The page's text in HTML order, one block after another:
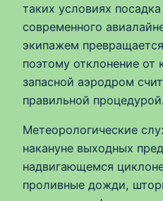
таких условиях
современного
экипажем
поэтому отклонение от
запасной аэродром
правильной процедурой.
Метеорологические
накануне выходных
надвигающемся
проливные дожди,